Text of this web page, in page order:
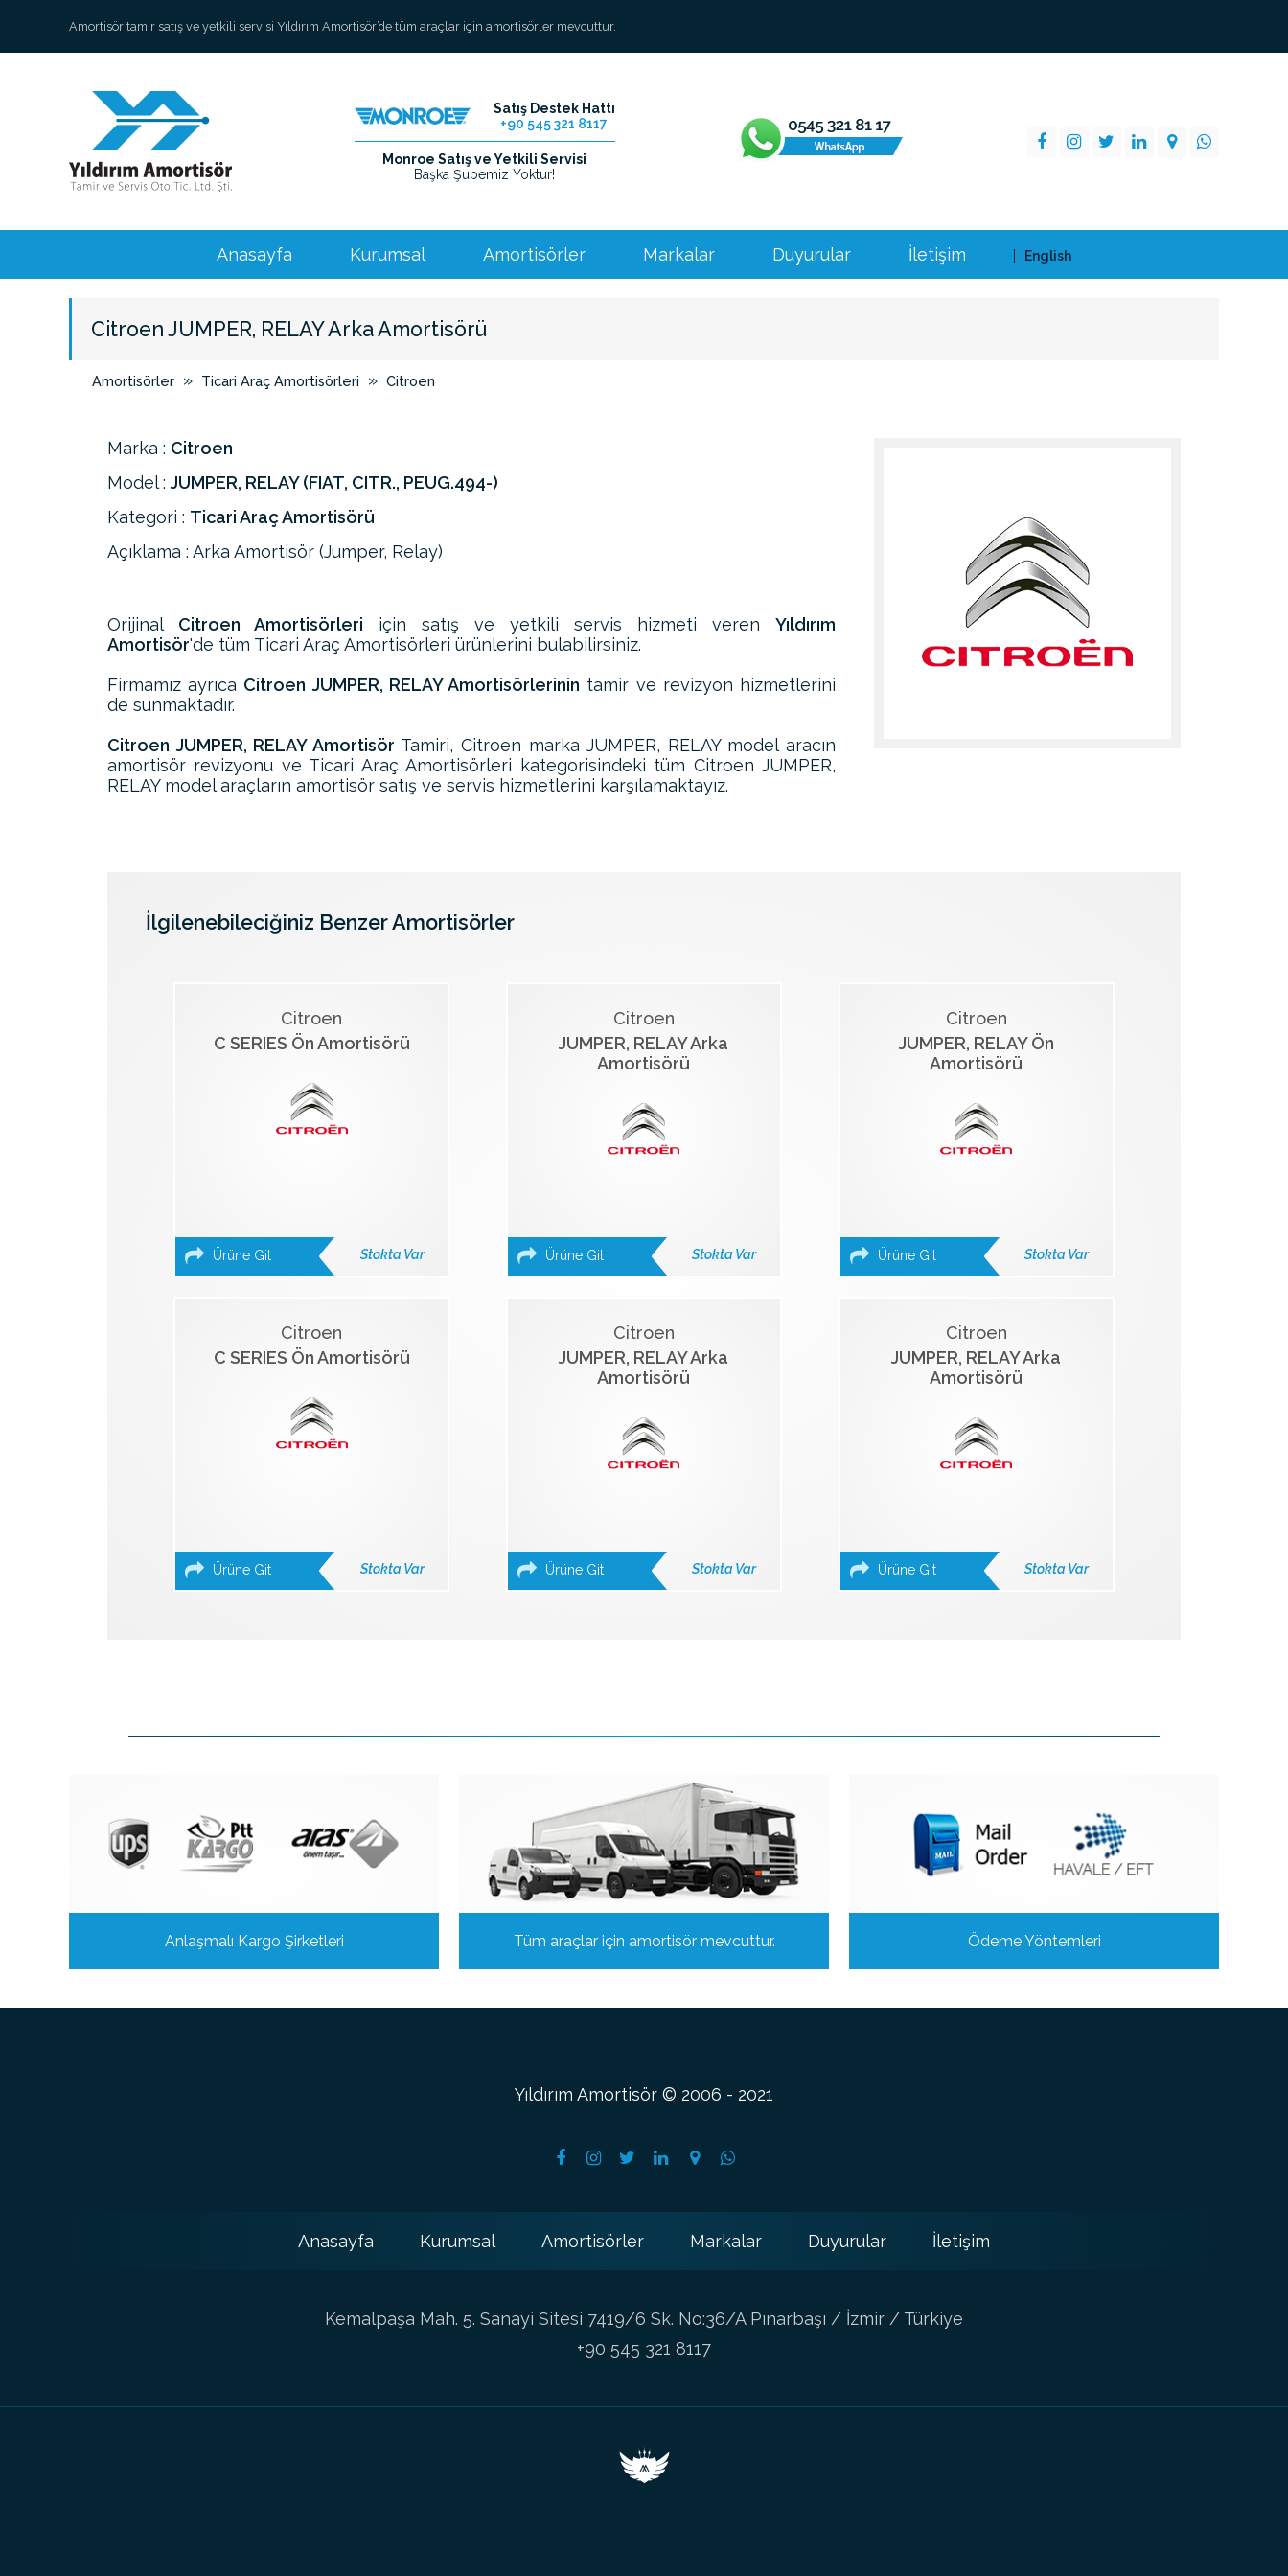
Amortisör tamir satış ve yetkili servisi Yıldırım Amortisör’de tüm araçlar için amortisörler mevcuttur.
Satış Destek Hattı
+90 545 321 8117
Monroe Satış ve Yetkili Servisi
Başka Şubemiz Yoktur!
Anasayfa Kurumsal Amortisörler Markalar Duyurular İletişim English
Citroen JUMPER, RELAY Arka Amortisörü
Amortisörler » Ticari Araç Amortisörleri » Citroen
Marka : Citroen
Model : JUMPER, RELAY (FIAT, CITR., PEUG.494-)
Kategori : Ticari Araç Amortisörü
Açıklama : Arka Amortisör (Jumper, Relay)
Orijinal Citroen Amortisörleri için satış ve yetkili servis hizmeti veren Yıldırım
Amortisör'de tüm Ticari Araç Amortisörleri ürünlerini bulabilirsiniz.
Firmamız ayrıca Citroen JUMPER, RELAY Amortisörlerinin tamir ve revizyon hizmetlerini
de sunmaktadır.
Citroen JUMPER, RELAY Amortisör Tamiri, Citroen marka JUMPER, RELAY model aracın
amortisör revizyonu ve Ticari Araç Amortisörleri kategorisindeki tüm Citroen JUMPER,
RELAY model araçların amortisör satış ve servis hizmetlerini karşılamaktayız.
İlgilenebileciğiniz Benzer Amortisörler
Citroen
C SERIES Ön Amortisörü
Ürüne Git Stokta Var
Citroen
JUMPER, RELAY Arka
Amortisörü
Ürüne Git Stokta Var
Citroen
JUMPER, RELAY Ön
Amortisörü
Ürüne Git Stokta Var
Citroen
C SERIES Ön Amortisörü
Ürüne Git Stokta Var
Citroen
JUMPER, RELAY Arka
Amortisörü
Ürüne Git Stokta Var
Citroen
JUMPER, RELAY Arka
Amortisörü
Ürüne Git Stokta Var
Anlaşmalı Kargo Şirketleri Tüm araçlar için amortisör mevcuttur. Ödeme Yöntemleri
Yıldırım Amortisör © 2006 - 2021
Anasayfa Kurumsal Amortisörler Markalar Duyurular İletişim
Kemalpaşa Mah. 5. Sanayi Sitesi 7419/6 Sk. No:36/A Pınarbaşı / İzmir / Türkiye
+90 545 321 8117